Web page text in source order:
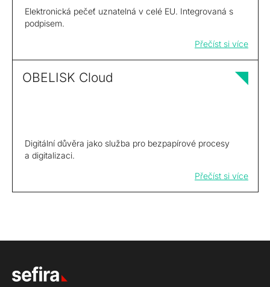
Elektronická pečeť uznatelná v celé EU. Integrovaná s
podpisem.
Přečíst si více
OBELISK Cloud
Digitální důvěra jako služba pro bezpapírové procesy
a digitalizaci.
Přečíst si více